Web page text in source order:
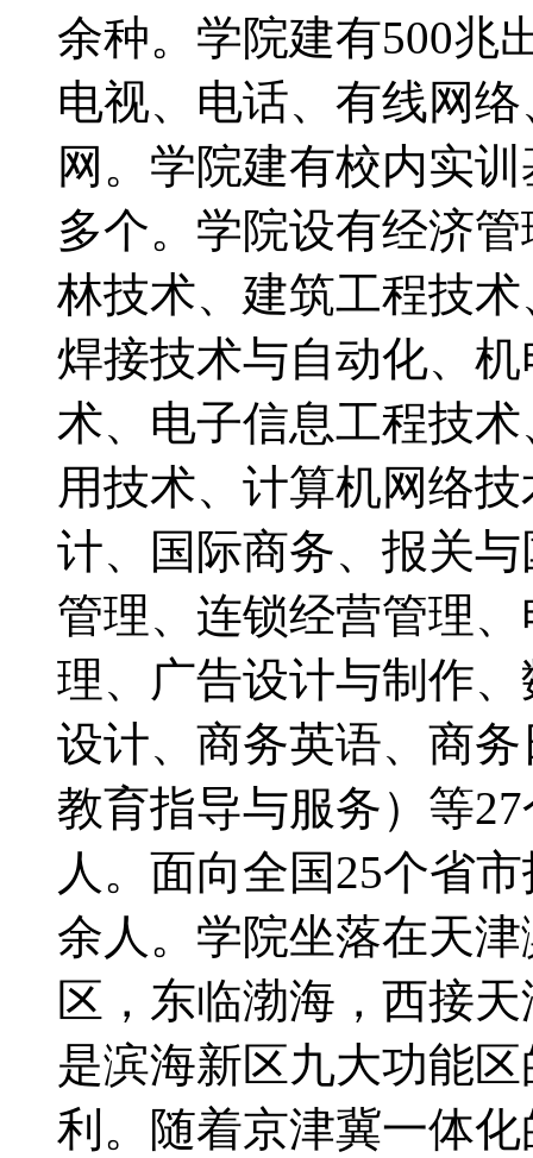
余种。学院建有500兆
电视、电话、有线网
网。学院建有校内实
多个。学院设有经济
林技术、建筑工程技
焊接技术与自动化、
术、电子信息工程技
用技术、计算机网络
计、国际商务、报关
管理、连锁经营管理
理、广告设计与制作
设计、商务英语、商
教育指导与服务）等
人。面向全国25个省
余人。学院坐落在天
区，东临渤海，西接
是滨海新区九大功能
利。随着京津冀一体